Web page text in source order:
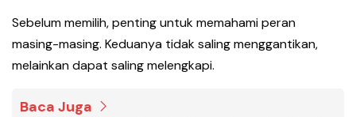
Sebelum memilih, penting untuk memahami peran
masing-masing. Keduanya tidak saling menggantikan,
melainkan dapat saling melengkapi.
Baca Juga